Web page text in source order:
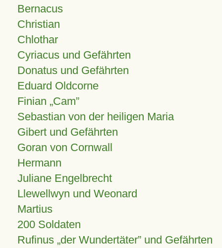
Bernacus
Christian
Chlothar
Cyriacus und Gefährten
Donatus und Gefährten
Eduard Oldcorne
Finian Cam
Sebastian von der heiligen Maria
Gibert und Gefährten
Goran von Cornwall
Hermann
Juliane Engelbrecht
Llewellwyn und Weonard
Martius
200 Soldaten
Rufinus „der Wundertäter” und Gefährten